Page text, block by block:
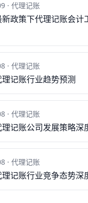
· 代理记账
政策下代理记账会计
· 代理记账
记账行业趋势预测
· 代理记账
记账公司发展策略深
· 代理记账
记账行业竞争态势深